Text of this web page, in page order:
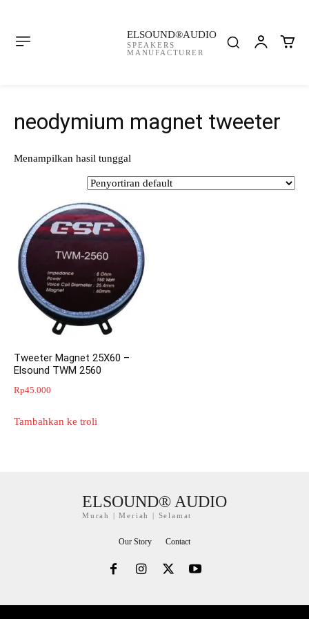
ELSOUND®AUDIO
SPEAKERS
MANUFACTURER
neodymium magnet tweeter
Menampilkan hasil tunggal
Tweeter Magnet 25X60 –
Elsound TWM 2560
Rp45.000
Tambahkan ke troli
ELSOUND® AUDIO
Murah | Meriah | Selamat
Our Story Contact